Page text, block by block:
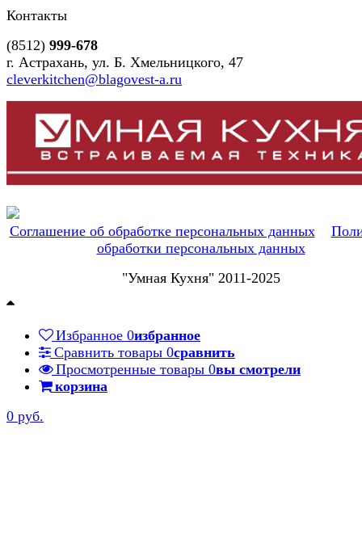
Контакты
(8512) 999-678
г. Астрахань, ул. Б. Хмельницкого, 47
cleverkitchen@blagovest-a.ru
Соглашение об обработке персональных данных
обработки персональных данных
"Умная Кухня" 2011-2025
Избранное 0избранное
Сравнить товары 0сравнить
Просмотренные товары 0вы смотрели
корзина
0 руб.